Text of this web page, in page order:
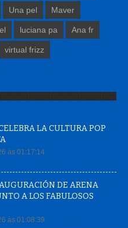
Una pel Maver
luciana pa Ana fr
virtual frizz
LA CULTURA POP
às 01:17:14
DE ARENA
A LOS FABULOSOS
às 01:08:39